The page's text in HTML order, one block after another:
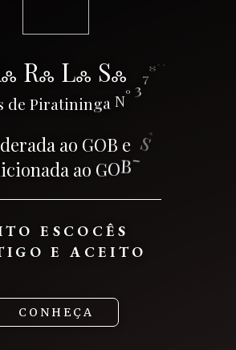
TO E S C O CÊS
I G O E A C EI TO
derada ao GOB e
icionada ao GOB-
ஃ Rஃ Lஃ Sஃ
de PiratiningaN 3
C O N H EÇ A